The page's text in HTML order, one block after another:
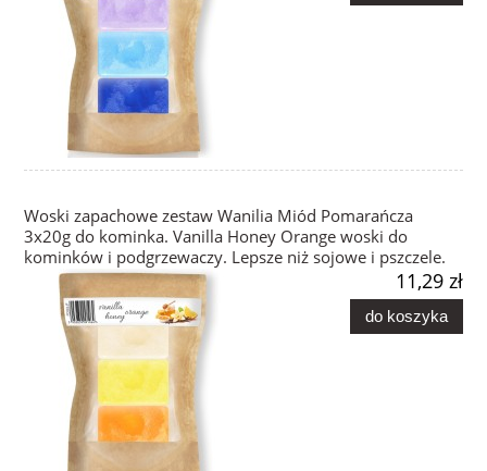
Woski zapachowe zestaw Wanilia Miód Pomarańcza
3x20g do kominka. Vanilla Honey Orange woski do
kominków i podgrzewaczy. Lepsze niż sojowe i pszczele.
11,29 zł
do koszyka